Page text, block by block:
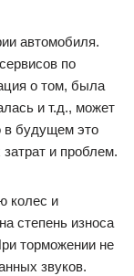
автомобиля.
по
о том, была
и т.д., может
в будущем это
и проблем.
колес и
степень износа
торможении не
звуков.